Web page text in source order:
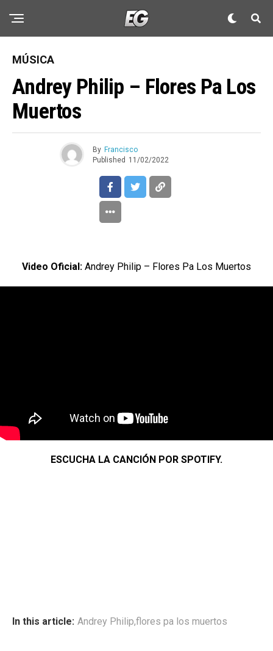
MÚSICA
Andrey Philip – Flores Pa Los
Muertos
By Francisco
Published 11/02/2022
Video Oficial: Andrey Philip – Flores Pa Los Muertos
ESCUCHA LA CANCIÓN POR SPOTIFY.
In this article: Andrey Philip,flores pa los muertos